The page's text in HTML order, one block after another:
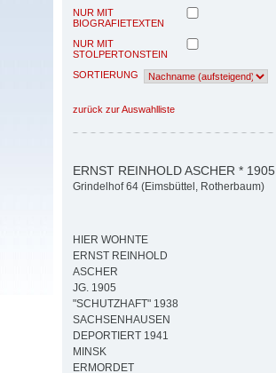
NUR MIT
BIOGRAFIETEXTEN
NUR MIT
STOLPERTONSTEIN
SORTIERUNG
zurück zur Auswahlliste
ERNST REINHOLD ASCHER * 1905
Grindelhof 64 (Eimsbüttel, Rotherbaum)
HIER WOHNTE
ERNST REINHOLD
ASCHER
JG. 1905
"SCHUTZHAFT" 1938
SACHSENHAUSEN
DEPORTIERT 1941
MINSK
ERMORDET